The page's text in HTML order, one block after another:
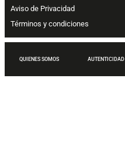
Aviso de Privacidad
Términos y condiciones
QUIENES SOMOS AUTENTICIDAD